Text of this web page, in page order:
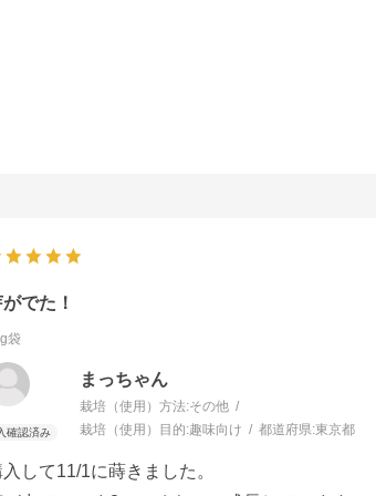
でた！
袋
まっちゃん
栽培（使用）方法:その他
栽培（使用）目的:趣味向け 都道府県:東京都
して11/1に蒔きました。